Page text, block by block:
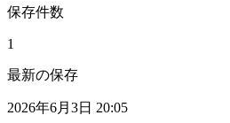
保存件数
1
最新の保存
2026年6月3日 20:05